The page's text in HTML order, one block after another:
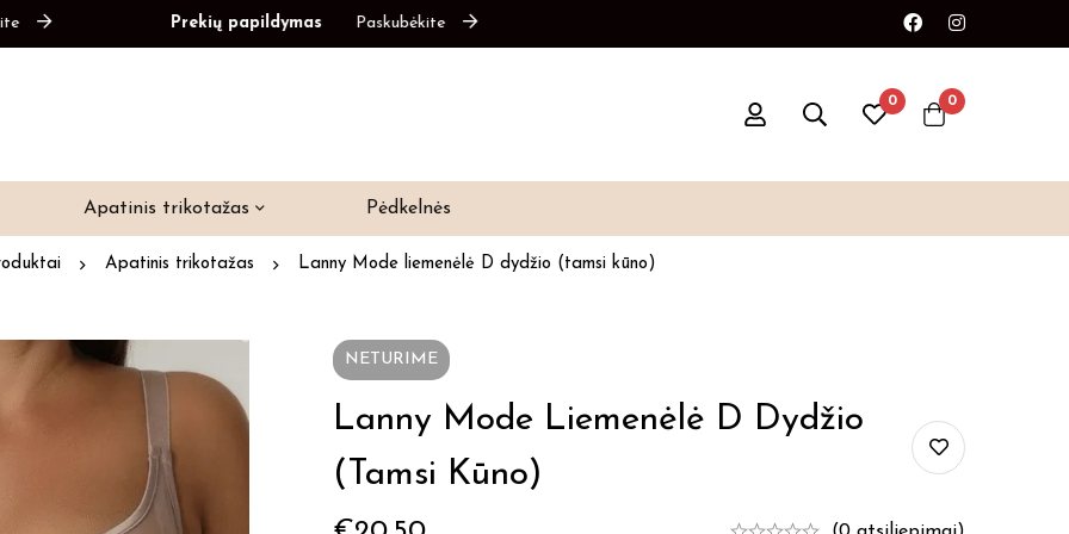
Prekių papildymas Paskubėkite
0 0
Apatinis trikotažas Pėdkelnės
Apatinis trikotažas Lanny Mode liemenėlė D dydžio (tamsi kūno)
NETURIME
Lanny Mode Liemenėlė D Dydžio
(tamsi Kūno)